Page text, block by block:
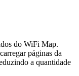
do WiFi Map.
páginas da
a quantidade